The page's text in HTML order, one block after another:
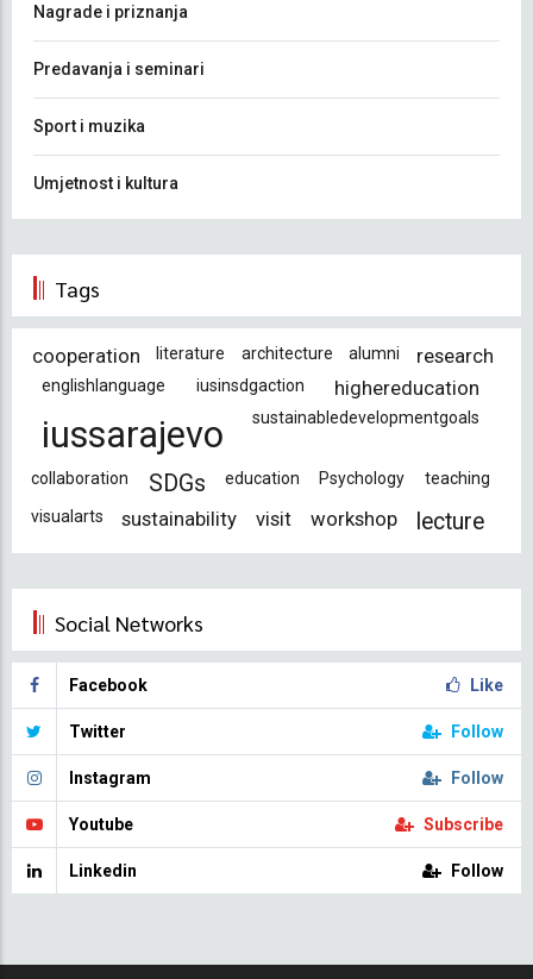
Nagrade i priznanja
Predavanja i seminari
Sport i muzika
Umjetnost i kultura
Tags
cooperation literature architecture alumni research
englishlanguage iusinsdgaction highereducation
iussarajevo sustainabledevelopmentgoals
collaboration SDGs education Psychology
teaching
visualarts
sustainability visit workshop lecture
Social Networks
Facebook Like
Twitter Follow
Instagram Follow
Youtube Subscribe
Linkedin Follow